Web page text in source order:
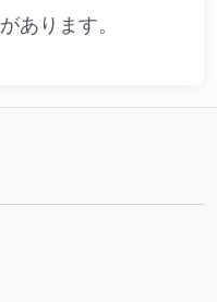
あります。